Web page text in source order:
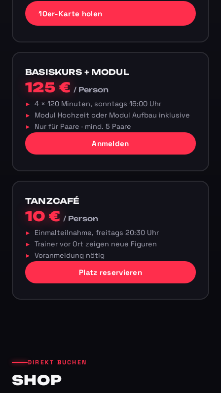
10er-Karte holen
BASISKURS + MODUL
125 €/ Person
4 × 120 Minuten, sonntags 16:00 Uhr
Modul Hochzeit oder Modul Aufbau inklusive
Nur für Paare · mind. 5 Paare
Anmelden
TANZCAFÉ
10 €/ Person
Einmalteilnahme, freitags 20:30 Uhr
Trainer vor Ort zeigen neue Figuren
Voranmeldung nötig
Platz reservieren
DIREKT BUCHEN
SHOP